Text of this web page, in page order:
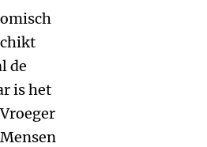
de
is het